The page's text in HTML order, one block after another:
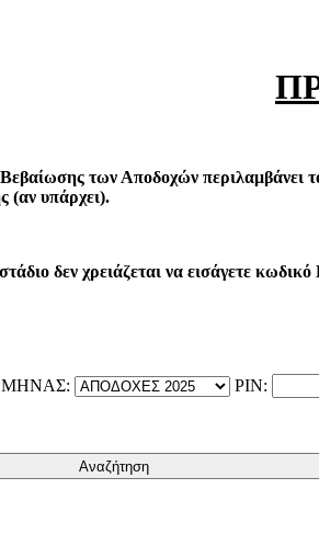
των Αποδοχών περιλαμβάνει
(αν υπάρχει).
δεν χρειάζεται να εισάγετε
ΜΗΝΑΣ: PIN: